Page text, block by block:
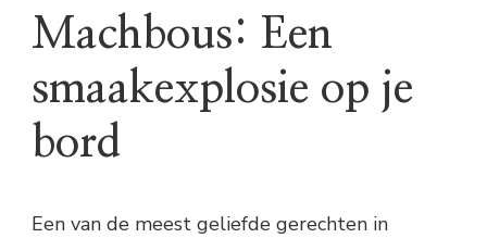
Machbous: Een
smaakexplosie op je
bord
Een van de meest geliefde gerechten in